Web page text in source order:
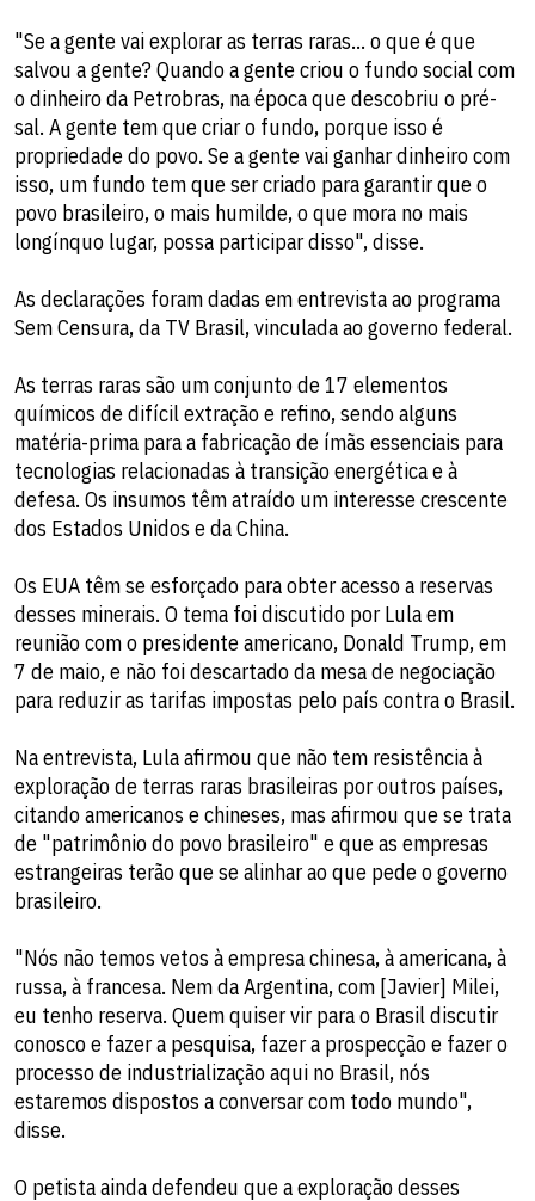
"Se a gente vai explorar as terras raras... o que é que
salvou a gente? Quando a gente criou o fundo social com
o dinheiro da Petrobras, na época que descobriu o pré-
sal. A gente tem que criar o fundo, porque isso é
propriedade do povo. Se a gente vai ganhar dinheiro com
isso, um fundo tem que ser criado para garantir que o
povo brasileiro, o mais humilde, o que mora no mais
longínquo lugar, possa participar disso", disse.
As declarações foram dadas em entrevista ao programa
Sem Censura, da TV Brasil, vinculada ao governo federal.
As terras raras são um conjunto de 17 elementos
químicos de difícil extração e refino, sendo alguns
matéria-prima para a fabricação de ímãs essenciais para
tecnologias relacionadas à transição energética e à
defesa. Os insumos têm atraído um interesse crescente
dos Estados Unidos e da China.
Os EUA têm se esforçado para obter acesso a reservas
desses minerais. O tema foi discutido por Lula em
reunião com o presidente americano, Donald Trump, em
7 de maio, e não foi descartado da mesa de negociação
para reduzir as tarifas impostas pelo país contra o Brasil.
Na entrevista, Lula afirmou que não tem resistência à
exploração de terras raras brasileiras por outros países,
citando americanos e chineses, mas afirmou que se trata
de "patrimônio do povo brasileiro" e que as empresas
estrangeiras terão que se alinhar ao que pede o governo
brasileiro.
"Nós não temos vetos à empresa chinesa, à americana, à
russa, à francesa. Nem da Argentina, com [Javier] Milei,
eu tenho reserva. Quem quiser vir para o Brasil discutir
conosco e fazer a pesquisa, fazer a prospecção e fazer o
processo de industrialização aqui no Brasil, nós
estaremos dispostos a conversar com todo mundo",
disse.
O petista ainda defendeu que a exploração desses